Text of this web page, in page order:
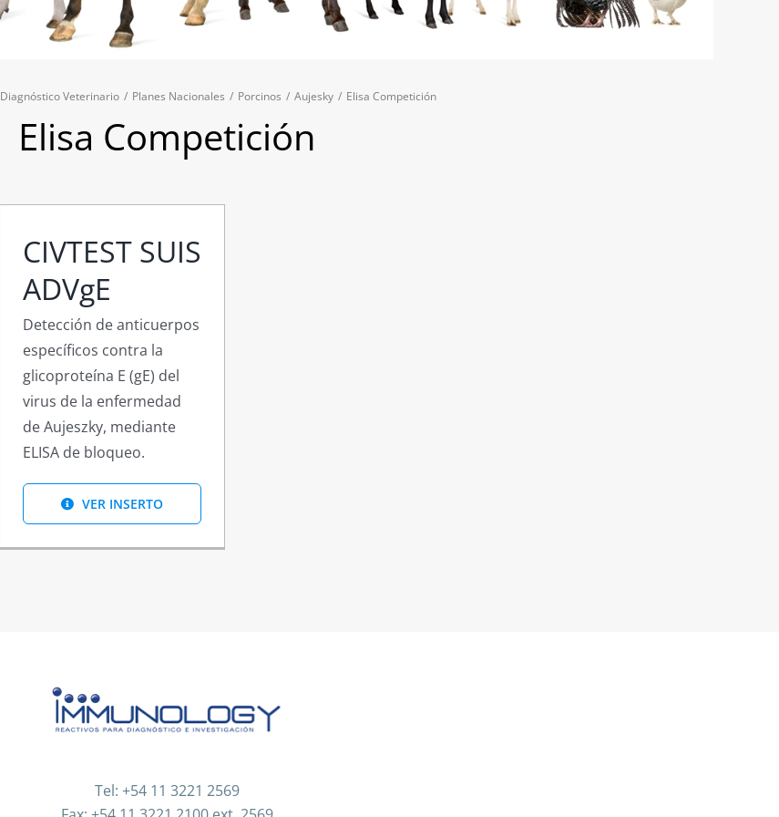
Diagnóstico Veterinario / Planes Nacionales / Porcinos / Aujesky / Elisa Competición
Elisa Competición
CIVTEST SUIS
ADVgE
Detección de anticuerpos
específicos contra la
glicoproteína E (gE) del
virus de la enfermedad
de Aujeszky, mediante
ELISA de bloqueo.
VER INSERTO
Tel: +54 11 3221 2569